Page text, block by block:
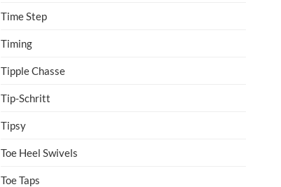
Time Step
Timing
Tipple Chasse
Tip-Schritt
Tipsy
Toe Heel Swivels
Toe Taps